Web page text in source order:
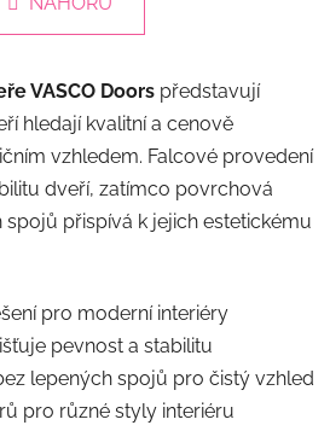
á
d
c
í
p
v
k
ý
p
i
s
u
n
í
VASCO Doors představují
hledají kvalitní a cenově
vzhledem. Falcové provedení
dveří, zatímco povrchová
přispívá k jejich estetickému
pro moderní interiéry
pevnost a stabilitu
lepených spojů pro čistý vzhled
pro různé styly interiéru